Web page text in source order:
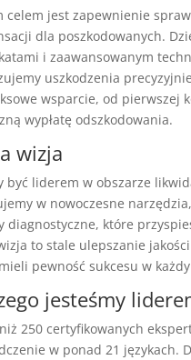
celem jest zapewnienie
dla poszkodowanych.
i zaawansowanym
uszkodzenia
wsparcie, od pierwszej
wypłatę odszkodowania.
wizja
być liderem w obszarze
w nowoczesne
diagnostyczne, które
to stale ulepszanie
pewność sukcesu w
jesteśmy
250 certyfikowanych
w ponad 21 językach.